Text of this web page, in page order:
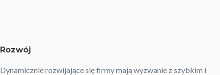
Rozwój
Dynamicznie rozwijające się firmy mają wyzwanie z szybkim i